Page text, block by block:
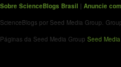
Sobre ScienceBlogs Brasil | Anuncie
ScienceBlogs por Seed Media Group.
Páginas da Seed Media Group Seed